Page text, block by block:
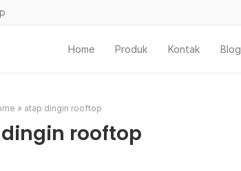
Home Produk Kontak Blog
» atap dingin rooftop
rooftop